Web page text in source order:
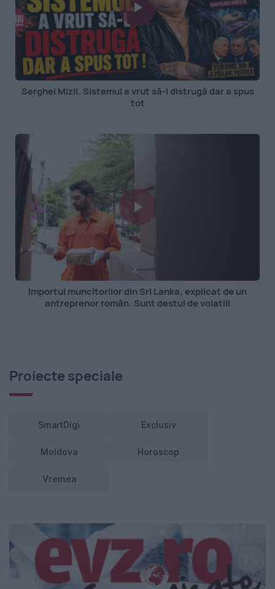
Serghei Mizil. Sistemul a vrut să-l distrugă dar a spus
tot
Importul muncitorilor din Sri Lanka, explicat de un
antreprenor român. Sunt destul de volatili
Proiecte speciale
SmartDigi Exclusiv
Moldova Horoscop
Vremea